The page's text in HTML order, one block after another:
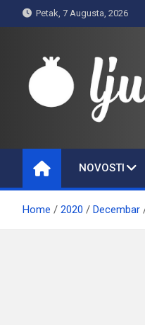
to
Petak, 7 Augusta, 2026
Ljubušaci
NOVOSTI
Home 2020 Decembar